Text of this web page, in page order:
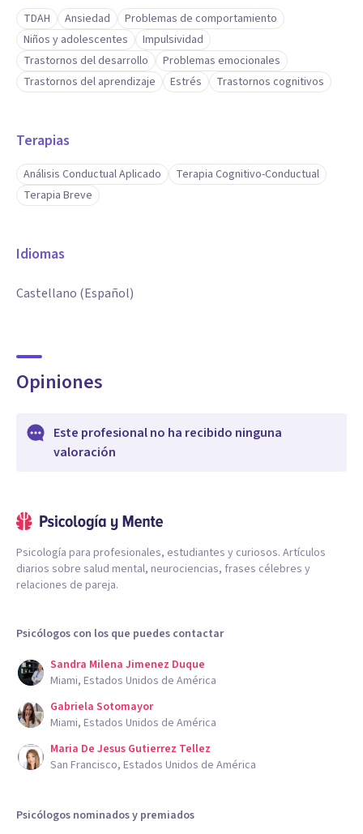
TDAH Ansiedad
Problemas de comportamiento
Niños y adolescentes
Impulsividad
Trastornos del desarrollo
Problemas emocionales
Trastornos del aprendizaje
Estrés Trastornos cognitivos
Terapias
Análisis Conductual Aplicado
Terapia Cognitivo-Conductual
Terapia Breve
Idiomas
Castellano (Español)
Opiniones
Este profesional no ha recibido ninguna
valoración
Psicología para profesionales, estudiantes y curiosos. Artículos
diarios sobre salud mental, neurociencias, frases célebres y
relaciones de pareja.
Psicólogos con los que puedes contactar
Sandra Milena Jimenez Duque
Miami, Estados Unidos de América
Gabriela Sotomayor
Miami, Estados Unidos de América
Maria De Jesus Gutierrez Tellez
San Francisco, Estados Unidos de América
Psicólogos nominados y premiados